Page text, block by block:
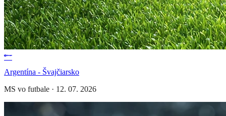
Argentína - Švajčiarsko
MS vo futbale · 12. 07. 2026